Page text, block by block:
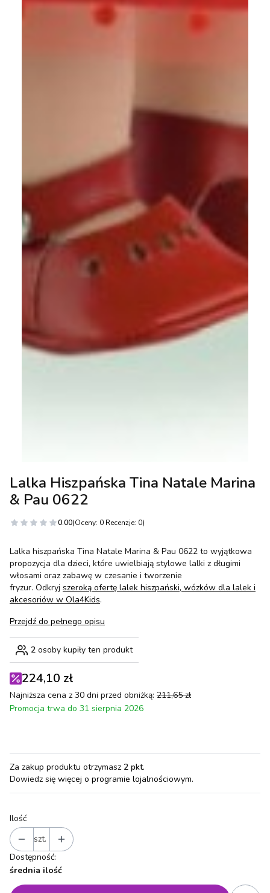
Lalka Hiszpańska Tina Natale Marina
& Pau 0622
0.00(Oceny: 0 Recenzje: 0)
Lalka hiszpańska Tina Natale Marina & Pau 0622 to wyjątkowa
propozycja dla dzieci, które uwielbiają stylowe lalki z długimi
włosami oraz zabawę w czesanie i tworzenie
fryzur. Odkryj szeroką ofertę lalek hiszpański, wózków dla lalek i
akcesoriów w Ola4Kids.
Przejdź do pełnego opisu
2 osoby kupiły ten produkt
224,10 zł
Najniższa cena z 30 dni przed obniżką: 211,65 zł
Promocja trwa do 31 sierpnia 2026
Za zakup produktu otrzymasz 2 pkt.
Dowiedz się więcej o programie lojalnościowym.
Ilość
szt.
Dostępność:
średnia ilość